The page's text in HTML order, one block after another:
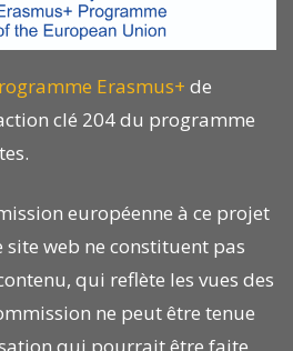
Erasmus+ de
clé 204 du programme
européenne à ce projet
web ne constituent pas
qui reflète les vues des
ne peut être tenue